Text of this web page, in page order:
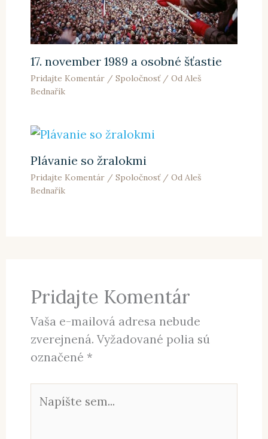
17. november 1989 a osobné šťastie
Pridajte Komentár / Spoločnosť/ Od Aleš
Bednařík
Plávanie so žralokmi
Pridajte Komentár / Spoločnosť/ Od Aleš
Bednařík
Pridajte Komentár
Vaša e-mailová adresa nebude
zverejnená. Vyžadované polia sú
označené *
sem...